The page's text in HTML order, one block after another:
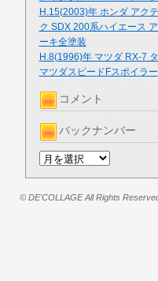
H.15(2003)年 ホンダ アク
ク SDX 200系ハイエース
ーキ全塗装
H.8(1996)年 マツダ RX-7
マツダスピードFスポイラー
コメント
バックナンバー
© DE'COLLAGE All Rights